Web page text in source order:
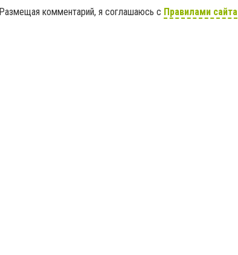
Размещая комментарий, я соглашаюсь с Правилами сайта